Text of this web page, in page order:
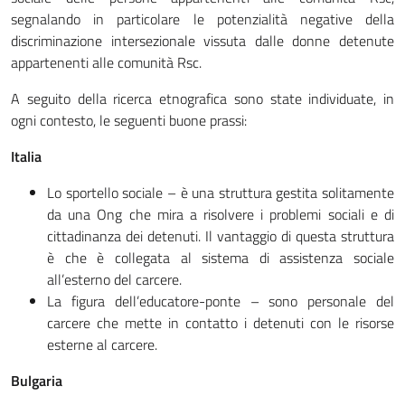
segnalando in particolare le potenzialità negative della
discriminazione intersezionale vissuta dalle donne detenute
appartenenti alle comunità Rsc.
A seguito della ricerca etnografica sono state individuate, in
ogni contesto, le seguenti buone prassi:
Italia
Lo sportello sociale – è una struttura gestita solitamente
da una Ong che mira a risolvere i problemi sociali e di
cittadinanza dei detenuti. Il vantaggio di questa struttura
è che è collegata al sistema di assistenza sociale
all’esterno del carcere.
La figura dell’educatore-ponte – sono personale del
carcere che mette in contatto i detenuti con le risorse
esterne al carcere.
Bulgaria